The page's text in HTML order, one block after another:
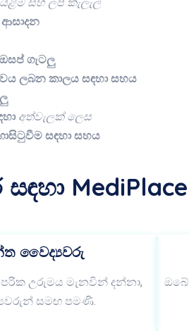
ගැටලු
ලබන කාලය සඳහා සහය
අත්වැලක් ලෙස
සඳහා සහය
වෛද්‍යවරු
උරුමය මැනවින් දන්නා,
සමඟ පමණි.